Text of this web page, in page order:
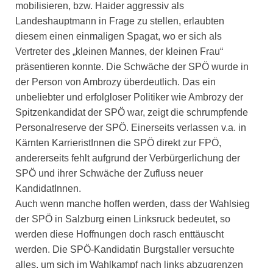
mobilisieren, bzw. Haider aggressiv als
Landeshauptmann in Frage zu stellen, erlaubten
diesem einen einmaligen Spagat, wo er sich als
Vertreter des „kleinen Mannes, der kleinen Frau“
präsentieren konnte. Die Schwäche der SPÖ wurde in
der Person von Ambrozy überdeutlich. Das ein
unbeliebter und erfolgloser Politiker wie Ambrozy der
Spitzenkandidat der SPÖ war, zeigt die schrumpfende
Personalreserve der SPÖ. Einerseits verlassen v.a. in
Kärnten KarrieristInnen die SPÖ direkt zur FPÖ,
andererseits fehlt aufgrund der Verbürgerlichung der
SPÖ und ihrer Schwäche der Zufluss neuer
KandidatInnen.
Auch wenn manche hoffen werden, dass der Wahlsieg
der SPÖ in Salzburg einen Linksruck bedeutet, so
werden diese Hoffnungen doch rasch enttäuscht
werden. Die SPÖ-Kandidatin Burgstaller versuchte
alles, um sich im Wahlkampf nach links abzugrenzen